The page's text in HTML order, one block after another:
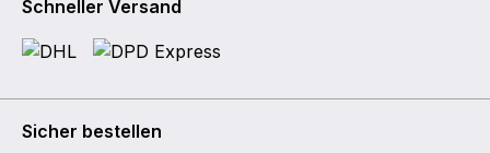
Schneller Versand
Sicher bestellen